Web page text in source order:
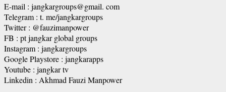
E-mail : jangkargroups@gmail. com
Telegram : t. me/jangkargroups
Twitter : @fauzimanpower
FB : pt jangkar global groups
Instagram : jangkargroups
Google Playstore : jangkarapps
Youtube : jangkar tv
Linkedin : Akhmad Fauzi Manpower